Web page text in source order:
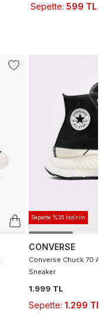
Sepette: 599 TL
Sepette %35 İndirim
CONVERSE
Converse Chuck 70
Sneaker
1.999 TL
Sepette: 1.299 TL